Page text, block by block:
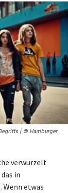
| © Hamburger
verwurzelt
in
etwas